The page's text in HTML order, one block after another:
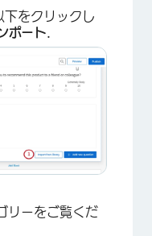
下をクリックし
ポート.
リーをご覧くだ